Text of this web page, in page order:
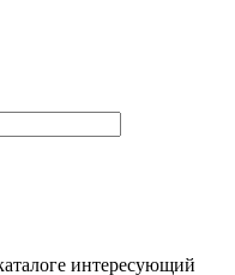
интересующий